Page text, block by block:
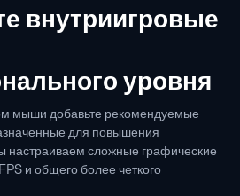
внутриигровые
уровня
мыши добавьте рекомендуемые
для повышения
настраиваем сложные графические
и общего более четкого